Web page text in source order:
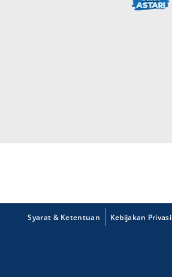
Syarat & Ketentuan Kebijakan Privasi